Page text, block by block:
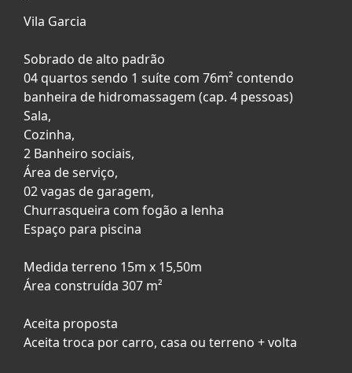
Vila Garcia
Sobrado de alto padrão
04 quartos sendo 1 suíte com 76m² contendo
banheira de hidromassagem (cap. 4 pessoas)
Sala,
Cozinha,
2 Banheiro sociais,
Área de serviço,
02 vagas de garagem,
Churrasqueira com fogão a lenha
Espaço para piscina
Medida terreno 15m x 15,50m
Área construída 307 m²
Aceita proposta
Aceita troca por carro, casa ou terreno + volta